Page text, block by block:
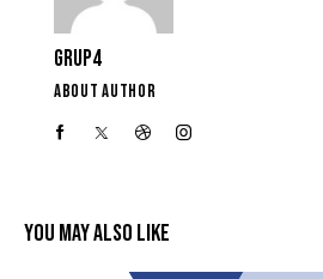
GRUP4
ABOUT AUTHOR
YOU MAY ALSO LIKE